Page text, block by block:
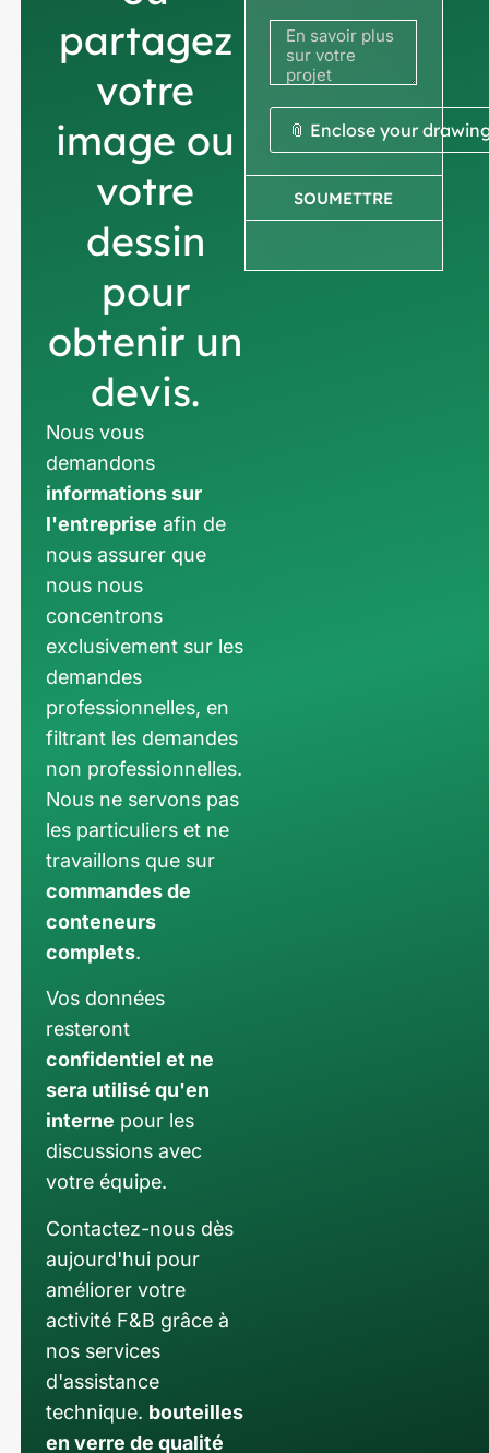
partagez
votre
image ou
votre
dessin
pour
obtenir un
devis.
Nous vous
demandons
informations sur
l'entreprise afin de
nous assurer que
nous nous
concentrons
exclusivement sur les
demandes
professionnelles, en
filtrant les demandes
non professionnelles.
Nous ne servons pas
les particuliers et ne
travaillons que sur
commandes de
conteneurs
complets.
Vos données
resteront
confidentiel et ne
sera utilisé qu'en
interne pour les
discussions avec
votre équipe.
Contactez-nous dès
aujourd'hui pour
améliorer votre
activité F&B grâce à
nos services
d'assistance
technique. bouteilles
en verre de qualité
📎 Enclose your
SOUMETTRE